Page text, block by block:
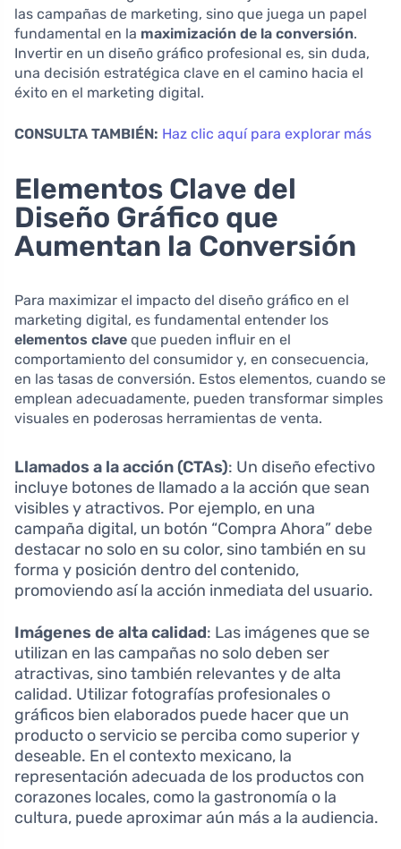
las campañas de marketing, sino que juega un papel
fundamental en la maximización de la conversión.
Invertir en un diseño gráfico profesional es, sin duda,
una decisión estratégica clave en el camino hacia el
éxito en el marketing digital.
CONSULTA TAMBIÉN: Haz clic aquí para explorar más
Elementos Clave del
Diseño Gráfico que
Aumentan la Conversión
Para maximizar el impacto del diseño gráfico en el
marketing digital, es fundamental entender los
elementos clave que pueden influir en el
comportamiento del consumidor y, en consecuencia,
en las tasas de conversión. Estos elementos, cuando se
emplean adecuadamente, pueden transformar simples
visuales en poderosas herramientas de venta.
Llamados a la acción (CTAs): Un diseño efectivo
incluye botones de llamado a la acción que sean
visibles y atractivos. Por ejemplo, en una
campaña digital, un botón “Compra Ahora” debe
destacar no solo en su color, sino también en su
forma y posición dentro del contenido,
promoviendo así la acción inmediata del usuario.
Imágenes de alta calidad: Las imágenes que se
utilizan en las campañas no solo deben ser
atractivas, sino también relevantes y de alta
calidad. Utilizar fotografías profesionales o
gráficos bien elaborados puede hacer que un
producto o servicio se perciba como superior y
deseable. En el contexto mexicano, la
representación adecuada de los productos con
corazones locales, como la gastronomía o la
cultura, puede aproximar aún más a la audiencia.